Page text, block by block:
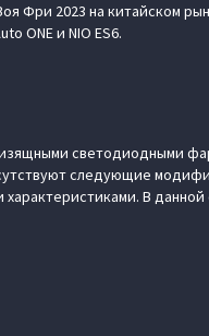
Фри 2023 на китайском
ONE и NIO ES6.
светодиодными
следующие
В данной